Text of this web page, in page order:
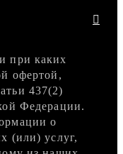
при каких
офертой,
437(2)
Федерации.
о
(или) услуг,